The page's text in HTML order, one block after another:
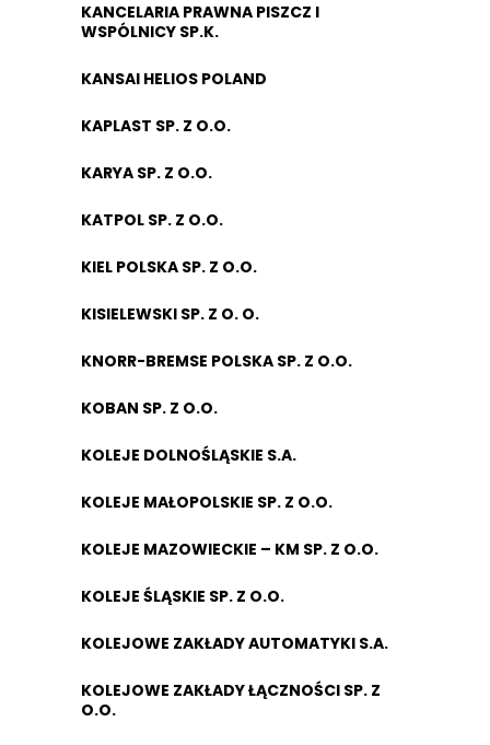
KANCELARIA PRAWNA PISZCZ I
WSPÓLNICY SP.K.
KANSAI HELIOS POLAND
KAPLAST SP. Z O.O.
KARYA SP. Z O.O.
KATPOL SP. Z O.O.
KIEL POLSKA SP. Z O.O.
KISIELEWSKI SP. Z O. O.
KNORR-BREMSE POLSKA SP. Z O.O.
KOBAN SP. Z O.O.
KOLEJE DOLNOŚLĄSKIE S.A.
KOLEJE MAŁOPOLSKIE SP. Z O.O.
KOLEJE MAZOWIECKIE – KM SP. Z O.O.
KOLEJE ŚLĄSKIE SP. Z O.O.
KOLEJOWE ZAKŁADY AUTOMATYKI S.A.
KOLEJOWE ZAKŁADY ŁĄCZNOŚCI SP. Z
O.O.